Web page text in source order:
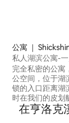
公寓 ｜
私人湖滨公寓-一
完全私密的公寓
公空间，位于湖滨木屋内
锁的入口距离湖
时在我们的皮划
桨……或者，如
火。 此房源是一处隐秘的绿洲，可轻松前
在亨洛克